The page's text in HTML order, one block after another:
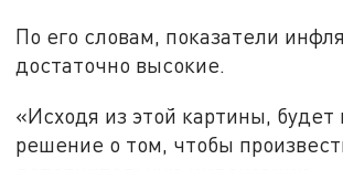
По его словам, показатели
достаточно высокие.
«Исходя из этой картины, будет
решение о том, чтобы